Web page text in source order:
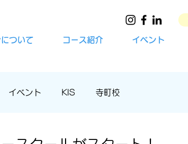
ついて コース紹介 イベント
イベント KIS 寺町校